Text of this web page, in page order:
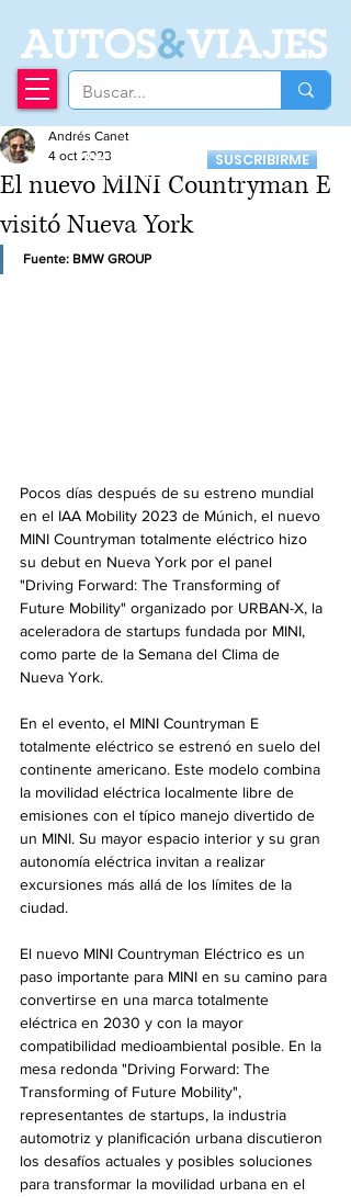
AUTOS&VIAJES
Recibí nuestro
Newsletter
SUSCRIBIRME
El nuevo MINI Countryman E
visitó Nueva York
Andrés Canet
4 oct 2023
Fuente: BMW GROUP
Pocos días después de su estreno mundial
en el IAA Mobility 2023 de Múnich, el nuevo
MINI Countryman totalmente eléctrico hizo
su debut en Nueva York por el panel
"Driving Forward: The Transforming of
Future Mobility" organizado por URBAN-X, la
aceleradora de startups fundada por MINI,
como parte de la Semana del Clima de
Nueva York.
En el evento, el MINI Countryman E
totalmente eléctrico se estrenó en suelo del
continente americano. Este modelo combina
la movilidad eléctrica localmente libre de
emisiones con el típico manejo divertido de
un MINI. Su mayor espacio interior y su gran
autonomía eléctrica invitan a realizar
excursiones más allá de los límites de la
ciudad.
El nuevo MINI Countryman Eléctrico es un
paso importante para MINI en su camino para
convertirse en una marca totalmente
eléctrica en 2030 y con la mayor
compatibilidad medioambiental posible. En la
mesa redonda "Driving Forward: The
Transforming of Future Mobility",
representantes de startups, la industria
automotriz y planificación urbana discutieron
los desafíos actuales y posibles soluciones
para transformar la movilidad urbana en el